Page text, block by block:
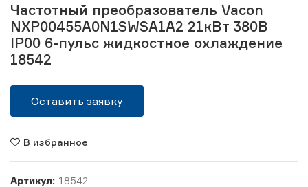
Частотный преобразователь Vacon
NXP00455A0N1SWSA1A2 21кВт 380В
IP00 6-пульс жидкостное охлаждение
18542
Оставить заявку
В избранное
Артикул: 18542